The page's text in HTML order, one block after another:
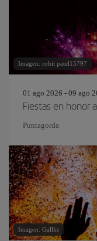
Imagen: rohit patel15797
01 ago 2026 - 09 ago
Fiestas en honor
Puntagorda
Imagen: Gallks